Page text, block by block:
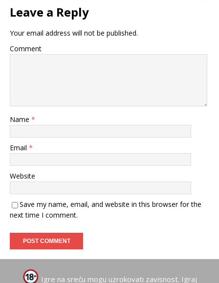
Leave a Reply
Your email address will not be published.
Comment
Name *
Email *
Website
Save my name, email, and website in this browser for the
next time I comment.
Igre na sreću mogu uzrokovati zavisnost. Igraj